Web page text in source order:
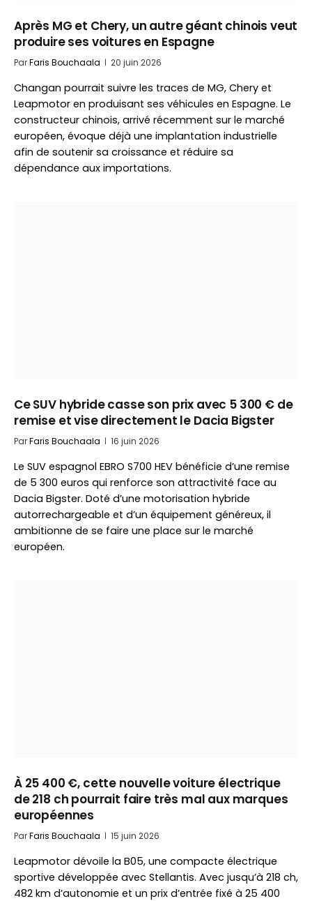
Après MG et Chery, un autre géant chinois veut
produire ses voitures en Espagne
ParFaris Bouchaala 20 juin 2026
Changan pourrait suivre les traces de MG, Chery et
Leapmotor en produisant ses véhicules en Espagne. Le
constructeur chinois, arrivé récemment sur le marché
européen, évoque déjà une implantation industrielle
afin de soutenir sa croissance et réduire sa
dépendance aux importations.
Ce SUV hybride casse son prix avec 5 300 € de
remise et vise directement le Dacia Bigster
ParFaris Bouchaala 16 juin 2026
Le SUV espagnol EBRO S700 HEV bénéficie d’une remise
de 5 300 euros qui renforce son attractivité face au
Dacia Bigster. Doté d’une motorisation hybride
autorrechargeable et d’un équipement généreux, il
ambitionne de se faire une place sur le marché
européen.
À 25 400 €, cette nouvelle voiture électrique
de 218 ch pourrait faire très mal aux marques
européennes
ParFaris Bouchaala 15 juin 2026
Leapmotor dévoile la B05, une compacte électrique
sportive développée avec Stellantis. Avec jusqu’à 218 ch,
482 km d’autonomie et un prix d’entrée fixé à 25 400